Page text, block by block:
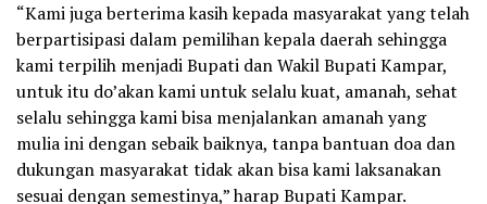
“Kami juga berterima kasih kepada masyarakat yang telah
berpartisipasi dalam pemilihan kepala daerah sehingga
kami terpilih menjadi Bupati dan Wakil Bupati Kampar,
untuk itu do’akan kami untuk selalu kuat, amanah, sehat
selalu sehingga kami bisa menjalankan amanah yang
mulia ini dengan sebaik baiknya, tanpa bantuan doa dan
dukungan masyarakat tidak akan bisa kami laksanakan
sesuai dengan semestinya,” harap Bupati Kampar.